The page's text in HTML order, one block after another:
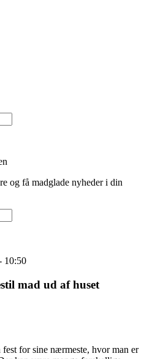
og få madglade nyheder i din
10:50
mad ud af huset
for sine nærmeste, hvor man er